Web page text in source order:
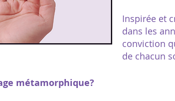
Inspirée et
dans les
conviction
de chacun
métamorphique?